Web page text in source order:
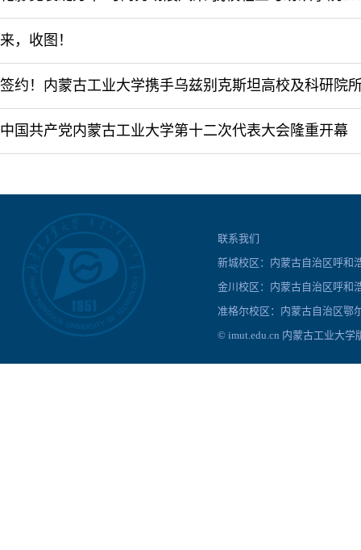
来，收图！
中国共产党内蒙古工业大学第十二次代表大会隆重开幕
联系我们
新城校区：内蒙古自治区呼
金川校区：内蒙古自治区呼
准格尔校区：内蒙古自治区
© imut.edu.cn 内蒙古工业大